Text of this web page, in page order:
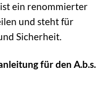
ein renommierter
und steht für
Sicherheit.
für den A.b.s.